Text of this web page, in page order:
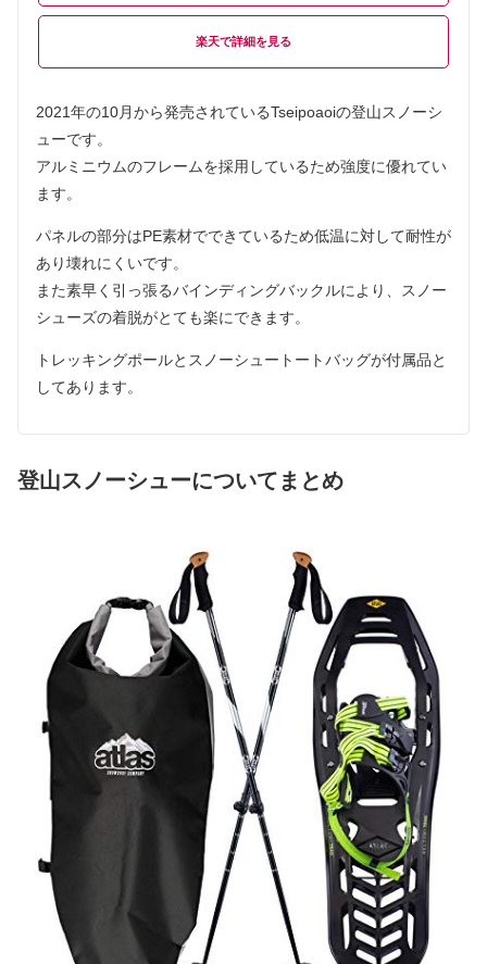
楽天
2021年の10月から発売されているTseipoaoiの登山スノーシ
ューです。
アルミニウムのフレームを採用しているため強度に優れてい
ます。
パネルの部分はPE素材でできているため低温に対して耐性が
あり壊れにくいです。
また素早く引っ張るバインディングバックルにより、スノー
シューズの着脱がとても楽にできます。
トレッキングポールとスノーシュートートバッグが付属品と
してあります。
登山スノーシューについてまとめ